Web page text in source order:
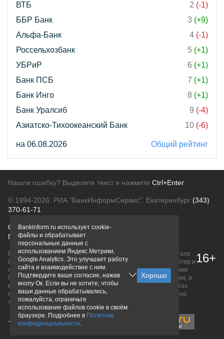
ВТБ
2 (-1)
ББР Банк
3 (+9)
Альфа-Банк
4 (-1)
Россельхозбанк
5 (+1)
УБРиР
6 (+1)
Банк ПСБ
7 (+1)
Банк Инго
8 (+1)
Банк Уралсиб
9 (-4)
Азиатско-Тихоокеанский Банк
10 (-6)
на 06.08.2026 Общий рейтинг
Нашли ошибку? Выделите текст и нажмите Ctrl+Enter
© 1994-2026. РИА "БанкИнформСервис". Екатеринбург (343)
370-61-71
О проектеПолитика конфиденциальности
Правовая информацияДля рекламодателей
Вся информация о продуктах банков, размещенная на портале
bankinform.ru, носит исключительно ознакомительный характер и
не является публичной офертой, определяемой положениями
ГК РФ. Информация не содержит точного и полного описания, и
может быть изменена. Конечные условия уточняйте на сайтах
банков или при личном обращении. Исключительное право на
товарные знаки принадлежит их правообладателям.
16+
Bankinform.ru использует cookie-
файлы и обрабатывает
персональные данные с
использованием Яндекс Метрики,
Google Analytics. Это улучшает работу
сайта и взаимодействие с ним.
Подтвердите ваше согласие, нажав
кнопу Ок. Если вы не хотите, чтобы
ваши данные обрабатывались,
пожалуйста, ограничьте
использование файлов cookie в своём
браузере. Подробнее в Политике
конфиденциальности.